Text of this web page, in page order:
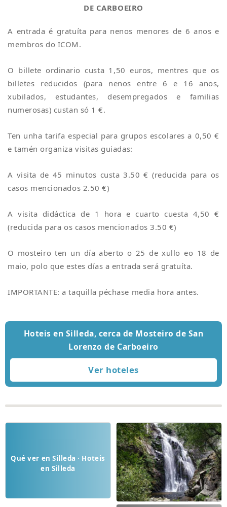
DE CARBOEIRO
A entrada é gratuíta para nenos menores de 6 anos e
membros do ICOM.
O billete ordinario custa 1,50 euros, mentres que os
billetes reducidos (para nenos entre 6 e 16 anos,
xubilados, estudantes, desempregados e familias
numerosas) custan só 1 €.
Ten unha tarifa especial para grupos escolares a 0,50 €
e tamén organiza visitas guiadas:
A visita de 45 minutos custa 3.50 € (reducida para os
casos mencionados 2.50 €)
A visita didáctica de 1 hora e cuarto cuesta 4,50 €
(reducida para os casos mencionados 3.50 €)
O mosteiro ten un día aberto o 25 de xullo eo 18 de
maio, polo que estes días a entrada será gratuíta.
IMPORTANTE: a taquilla péchase media hora antes.
Hoteis en Silleda, cerca de Mosteiro de San
Lorenzo de Carboeiro
Qué ver en Silleda · Hoteis
en Silleda